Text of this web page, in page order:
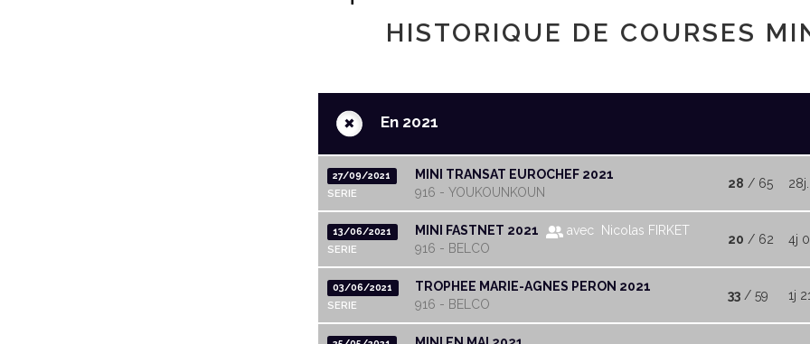
HISTORIQUE DE COURSES
+ En 2021
27/09/2021
SERIE
MINI TRANSAT EUROCHEF 2021
916 - YOUKOUNKOUN
28 / 65
13/06/2021
SERIE
MINI FASTNET 2021
avec Nicolas FIRKET
916 - BELCO
20 / 62 4j
03/06/2021
SERIE
TROPHEE MARIE-AGNES PERON 2021
916 - BELCO
33 / 59 1j